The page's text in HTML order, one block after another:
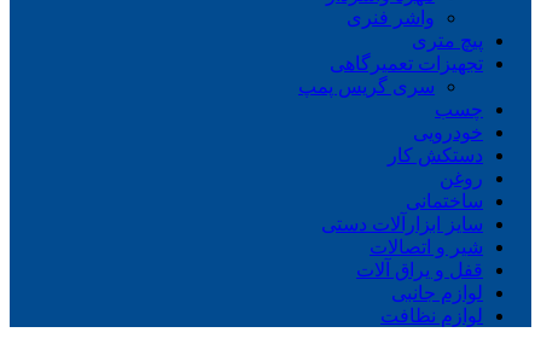
واشر فنری
پیچ متری
تجهیزات تعمیرگاهی
سری گریس پمپ
چسب
خودرویی
دستکش کار
روغن
ساختمانی
سایز ابزارآلات دستی
شیر و اتصالات
قفل و یراق آلات
لوازم جانبی
لوازم نظافت